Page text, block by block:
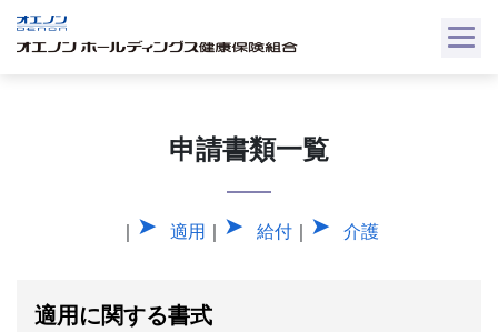
Skip
申請書類一覧
｜ 適用 ｜ 給付 ｜ 介護
適用に関する書式